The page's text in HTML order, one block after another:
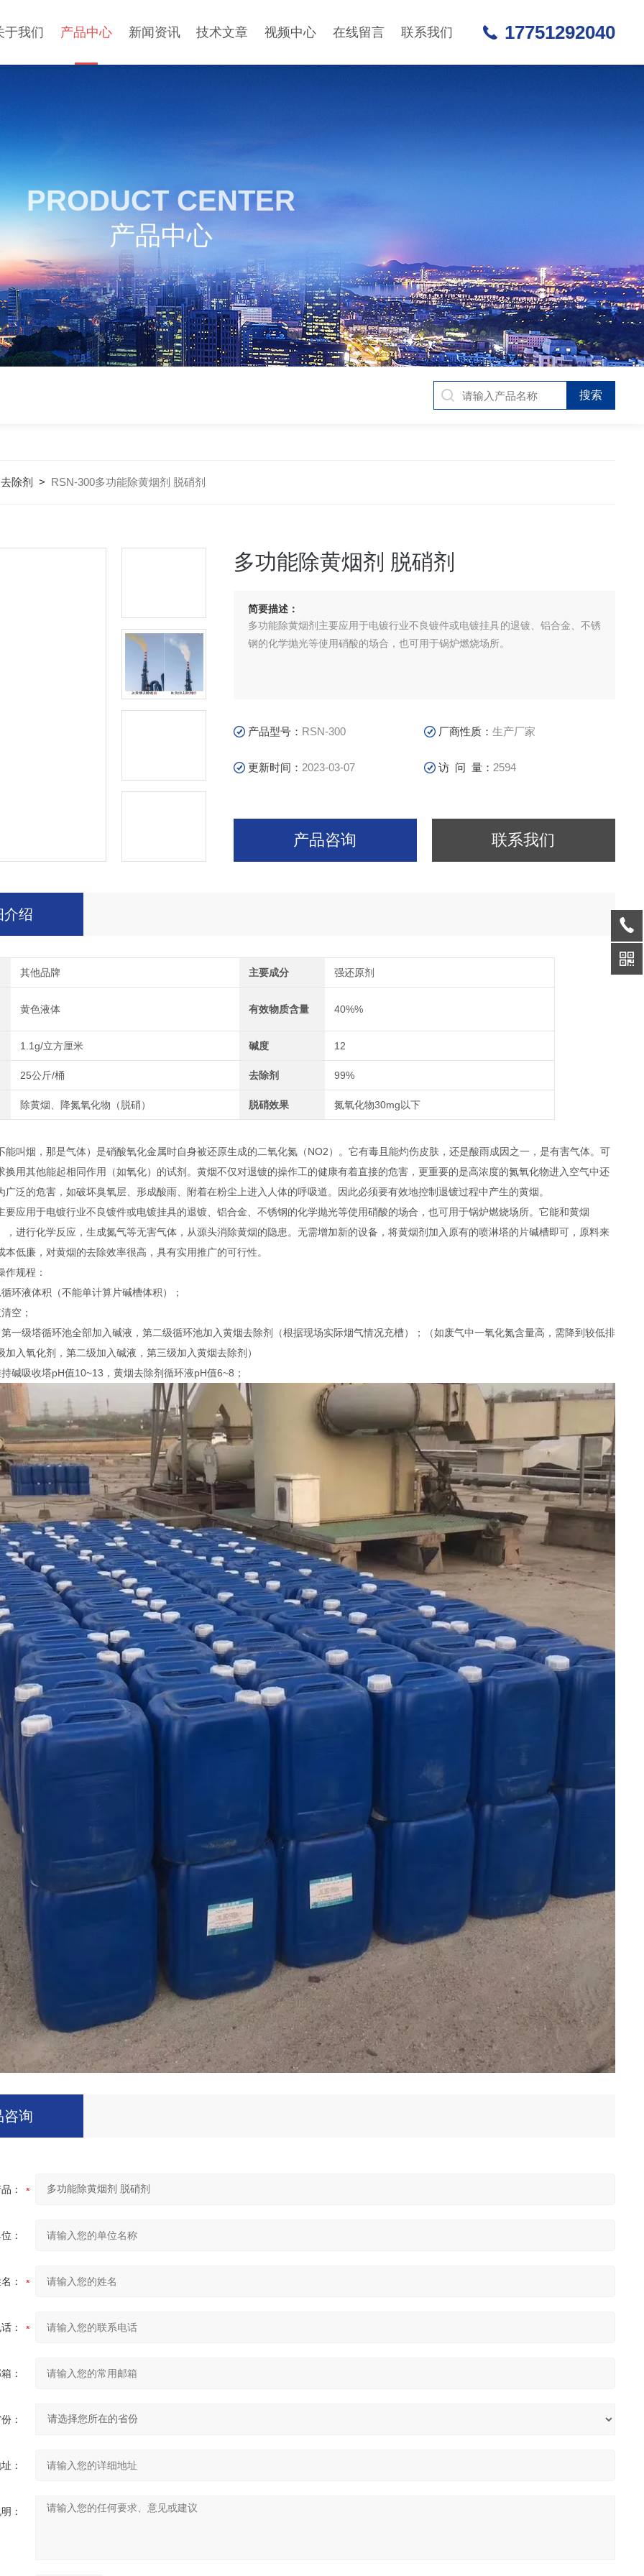
于我们 产品中心 新闻资讯 技术文章 视频中心 在线留言 联系我们 17751292040
PRODUCT CENTER
产品中心
除剂 > RSN-300多功能除黄烟剂 脱硝剂
多功能除黄烟剂 脱硝剂
简要描述：
多功能除黄烟剂主要应用于电镀行业不良镀件或电镀挂具的退镀、铝合金、不锈
钢的化学抛光等使用硝酸的场合，也可用于锅炉燃烧场所。
产品型号： RSN-300 厂商性质：生产厂家
更新时间： 2023-03-07 访 问 量： 2594
产品咨询 联系我们
介绍
其他品牌 主要成分 强还原剂
黄色液体 有效物质含量 40%%
1.1g/立方厘米 碱度 12
25公斤/桶 去除剂 99%
除黄烟、降氮氧化物（脱硝） 脱硝效果 氮氧化物30mg以下
能叫烟，那是气体）是硝酸氧化金属时自身被还原生成的二氧化氮（NO2）。它有毒且能灼伤皮肤，还是酸雨成因之一，是有害气体。可
换用其他能起相同作用（如氧化）的试剂。黄烟不仅对退镀的操作工的健康有着直接的危害，更重要的是高浓度的氮氧化物进入空气中还
广泛的危害，如破坏臭氧层、形成酸雨、附着在粉尘上进入人体的呼吸道。因此必须要有效地控制退镀过程中产生的黄烟。
要应用于电镀行业不良镀件或电镀挂具的退镀、铝合金、不锈钢的化学抛光等使用硝酸的场合，也可用于锅炉燃烧场所。它能和黄烟
，进行化学反应，生成氮气等无害气体，从源头消除黄烟的隐患。无需增加新的设备，将黄烟剂加入原有的喷淋塔的片碱槽即可，原料来
本低廉，对黄烟的去除效率很高，具有实用推广的可行性。
作规程：
环液体积（不能单计算片碱槽体积）；
空；
一级塔循环池全部加入碱液，第二级循环池加入黄烟去除剂（根据现场实际烟气情况充槽）；（如废气中一氧化氮含量高，需降到较低排
加入氧化剂，第二级加入碱液，第三级加入黄烟去除剂）
碱吸收塔pH值10~13，黄烟去除剂循环液pH值6~8；
咨询
：
：
：
：
：
：
：
：